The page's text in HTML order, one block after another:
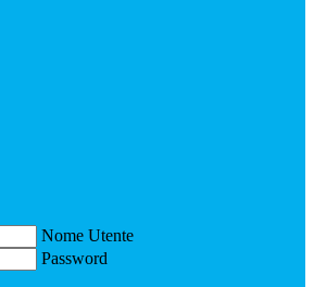
Nome Utente
Password